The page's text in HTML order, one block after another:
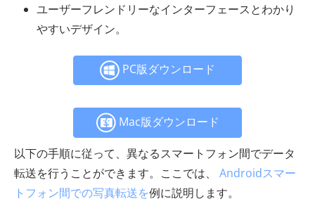
ユーザーフレンドリーなインターフェースとわかり
やすいデザイン。
PC版ダウンロード
Mac版ダウンロード
以下の手順に従って、異なるスマートフォン間でデータ
転送を行うことができます。ここでは、 Androidスマー
トフォン間での写真転送を例に説明します。